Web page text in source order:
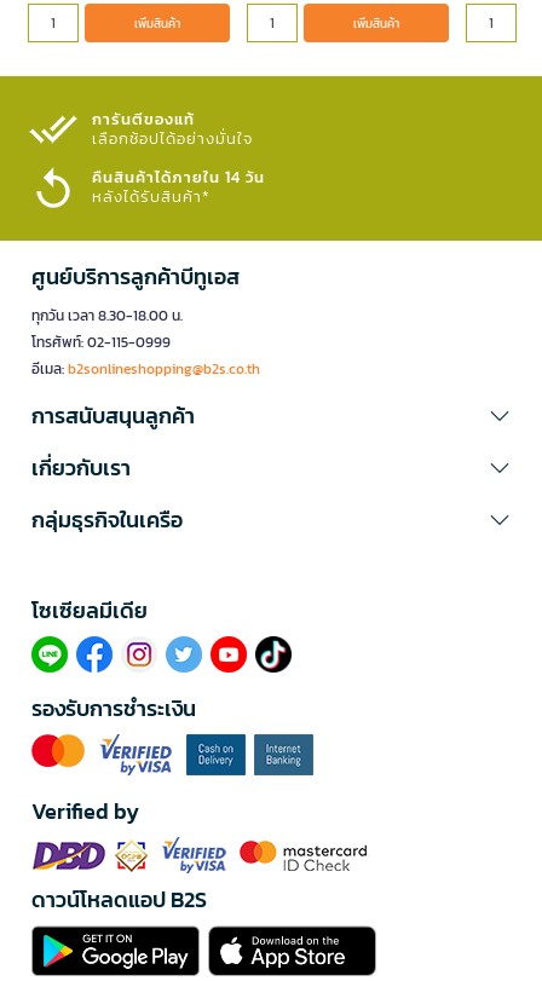
เพิ่มสินค้า เพิ่มสินค้า
การันตีของแท้
เลือกช้อปได้อย่างมั่นใจ​
คืนสินค้าได้ภายใน 14 วัน
หลังได้รับสินค้า*
ศูนย์บริการลูกค้าบีทูเอส
ทุกวัน เวลา 8.30-18.00 น.
โทรศัพท์: 02-115-0999
อีเมล:b2sonlineshopping@b2s.co.th
การสนับสนุนลูกค้า
เกี่ยวกับเรา
กลุ่มธุรกิจในเครือ
โซเซียลมีเดีย​
รองรับการชำระเงิน
Verified by
ดาวน์โหลดแอป B2S